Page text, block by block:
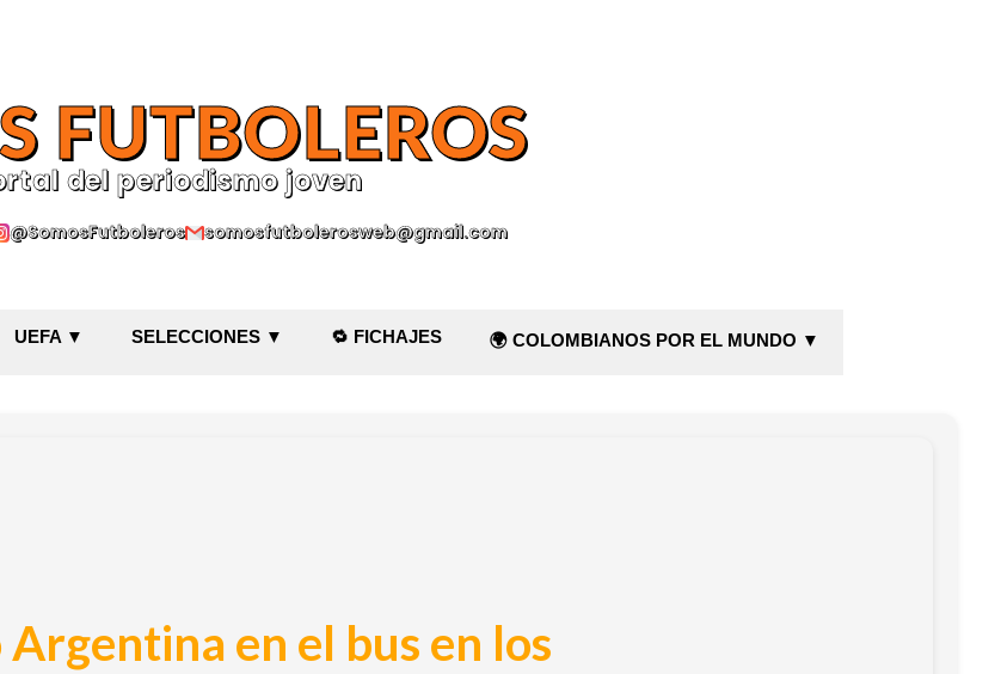
FUTBOLEROS
del periodismo joven
@SomosFutboleros somosfutbolerosweb@gmail.com
UEFA ▼ SELECCIONES ▼ 🔁 FICHAJES 🌍 COLOMBIANOS POR EL MUNDO ▼
en el bus en los